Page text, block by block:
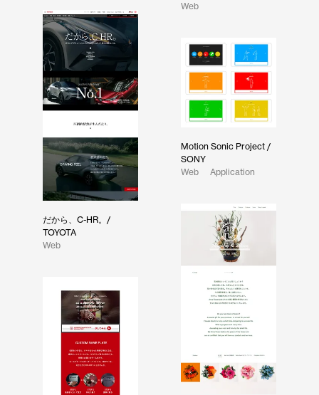
Web
だから、C-HR。/
TOYOTA
Web
Motion Sonic Project /
SONY
Web
Application